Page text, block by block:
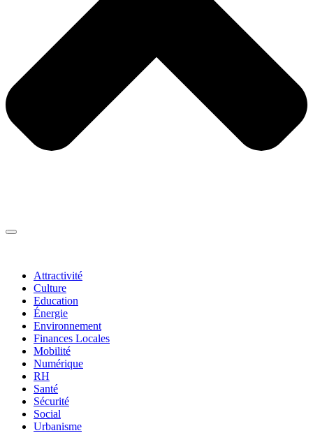
Attractivité
Culture
Education
Énergie
Environnement
Finances Locales
Mobilité
Numérique
RH
Santé
Sécurité
Social
Urbanisme